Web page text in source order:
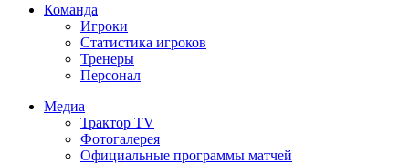
Команда
Игроки
Статистика игроков
Тренеры
Персонал
Медиа
Трактор TV
Фотогалерея
Официальные программы матчей